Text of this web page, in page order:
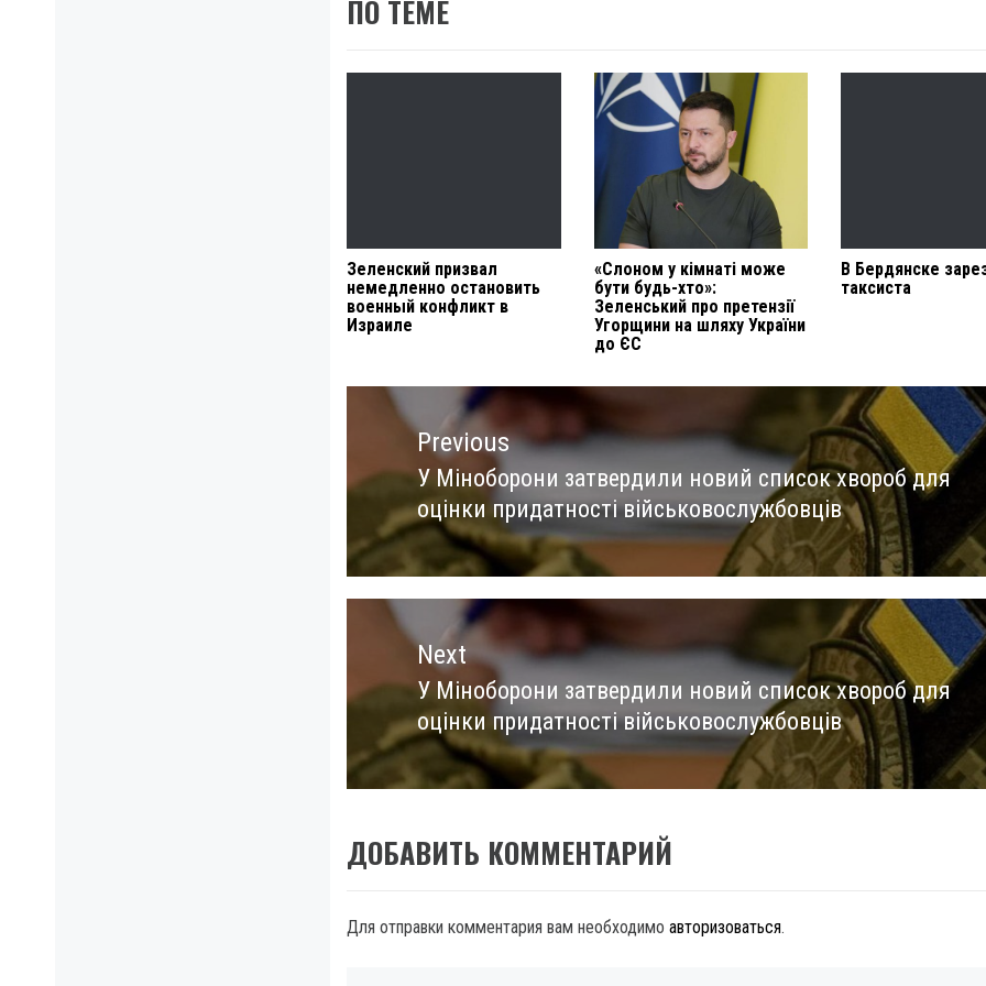
ПО ТЕМЕ
Зеленский призвал
немедленно остановить
военный конфликт в
Израиле
«Слоном у кімнаті може
бути будь-хто»:
Зеленський про претензії
Угорщини на шляху України
до ЄС
В Бердянске
таксиста
Навигация
записямPrevious
Previous
post:
У Міноборони затвердили новий список хвороб для
оцінки придатності військовослужбовців
Next
Next
post:
У Міноборони затвердили новий список хвороб для
оцінки придатності військовослужбовців
ДОБАВИТЬ КОММЕНТАРИЙ
Для отправки комментария вам необходимо авторизоваться.